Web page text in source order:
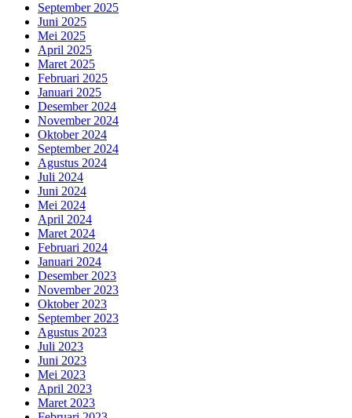
September 2025
Juni 2025
Mei 2025
April 2025
Maret 2025
Februari 2025
Januari 2025
Desember 2024
November 2024
Oktober 2024
September 2024
Agustus 2024
Juli 2024
Juni 2024
Mei 2024
April 2024
Maret 2024
Februari 2024
Januari 2024
Desember 2023
November 2023
Oktober 2023
September 2023
Agustus 2023
Juli 2023
Juni 2023
Mei 2023
April 2023
Maret 2023